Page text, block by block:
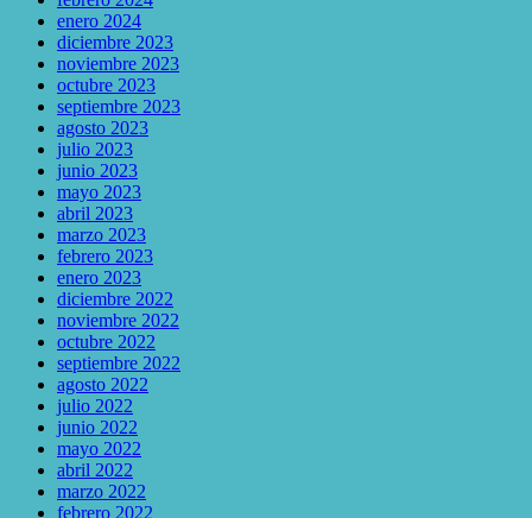
enero 2024
diciembre 2023
noviembre 2023
octubre 2023
septiembre 2023
agosto 2023
julio 2023
junio 2023
mayo 2023
abril 2023
marzo 2023
febrero 2023
enero 2023
diciembre 2022
noviembre 2022
octubre 2022
septiembre 2022
agosto 2022
julio 2022
junio 2022
mayo 2022
abril 2022
marzo 2022
febrero 2022